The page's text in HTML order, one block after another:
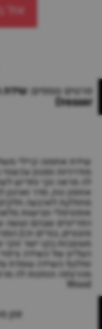
אזל
פרטים נוספים:
Dresser
שידת אחסנה קיילי
מודרניות וסגנון
לה מראה נקי
אחסון נוח, סדר
מחולקת לארבעה
אופטימלי ונגישות
הפריטים שבהם נעשה
מוצצים, בגדים
מעוצבות בקו ישר
העליון של השידה
ומלטף.השידה עומדת
Wood
זמן משלוח